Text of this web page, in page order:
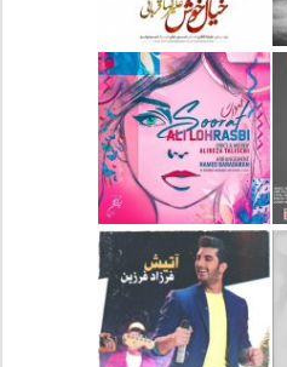
دانلود آهنگ جدید علیرضا
قربانی بنام خیال خوش
دانلود آهنگ جدید علی
لهراسبی بنام صورت